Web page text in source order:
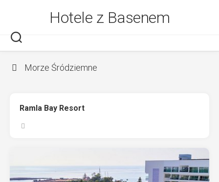
Hotele z Basenem
Morze Śródziemne
Ramla Bay Resort